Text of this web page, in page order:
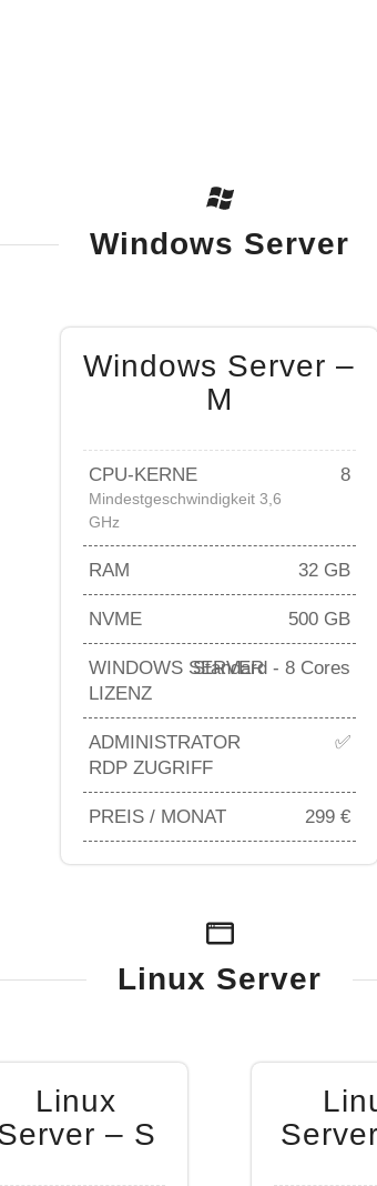
Windows Server
Windows Server –
M
CPU-KERNE 8
Mindestgeschwindigkeit 3,6
GHz
RAM 32 GB
NVME 500 GB
WINDOWS SERVER
LIZENZ
Standard - 8 Cores
ADMINISTRATOR
RDP ZUGRIFF
✅
PREIS / MONAT 299 €
Linux Server
Linux
– S